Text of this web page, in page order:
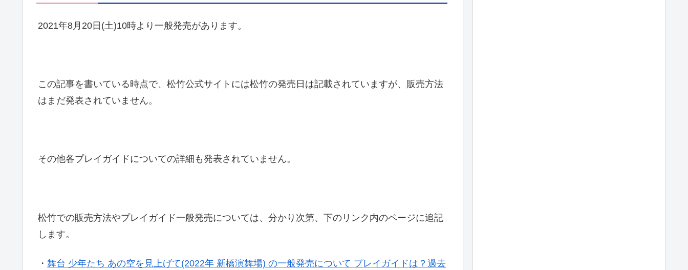
2021年8月20日(土)10時より一般発売があります。
この記事を書いている時点で、松竹公式サイトには松竹の発売日は記載されていますが、販売方法
はまだ発表されていません。
その他各プレイガイドについての詳細も発表されていません。
松竹での販売方法やプレイガイド一般発売については、分かり次第、下のリンク内のページに追記
します。
・ 舞台 少年たち あの空を見上げて(2022年 新橋演舞場) の一般発売について プレイガイドは？過去